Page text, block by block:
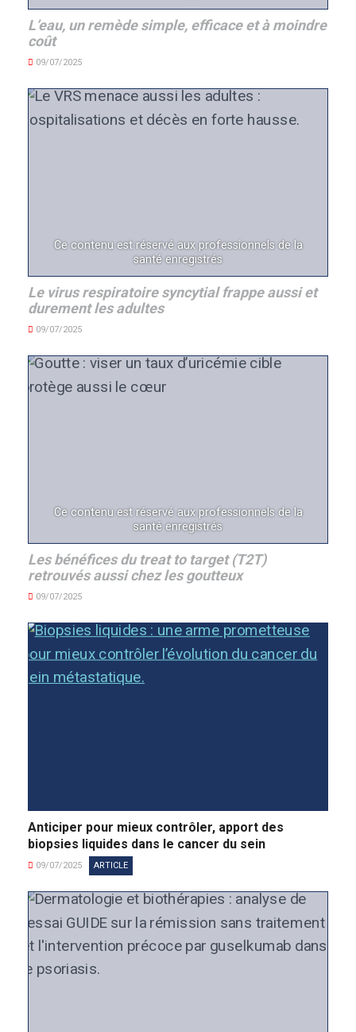
L’eau, un remède simple, efficace et à moindre
coût
09/07/2025
Ce contenu est réservé aux professionnels de la
santé enregistrés
Le virus respiratoire syncytial frappe aussi et
durement les adultes
09/07/2025
Ce contenu est réservé aux professionnels de la
santé enregistrés
Les bénéfices du treat to target (T2T)
retrouvés aussi chez les goutteux
09/07/2025
Anticiper pour mieux contrôler, apport des
biopsies liquides dans le cancer du sein
09/07/2025 ARTICLE